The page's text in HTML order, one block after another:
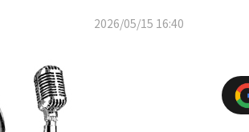
2026/05/15 16:40